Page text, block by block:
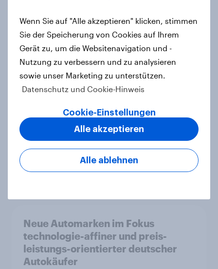
Neu bei YouGov: Der YouGov
Profiles AI Agent mit KI-basierter
Dialogfunktion für
Zielgruppenanalysen
Artikel
Zwischen Schulden und Sparkurs:
Finanzielle Sicherheit scheint für
viele unerreichbar
Neue Automarken im Fokus
technologie-affiner und preis-
leistungs-orientierter deutscher
Autokäufer
Wenn Sie auf "Alle akzeptieren" klicken, stimmen
Sie der Speicherung von Cookies auf Ihrem
Gerät zu, um die Websitenavigation und -
Nutzung zu verbessern und zu analysieren
sowie unser Marketing zu unterstützen.
Datenschutz und Cookie-Hinweis
Cookie-Einstellungen
Alle ablehnen
Alle akzeptieren